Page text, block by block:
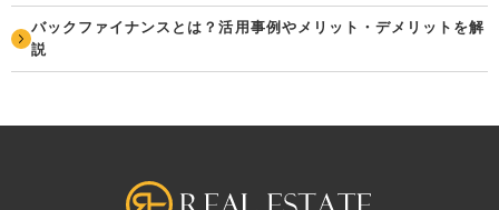
バックファイナンスとは？活用事例やメリット・デメリットを解
説